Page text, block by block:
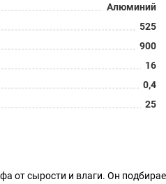
Алюминий
525
900
16
0,4
25
от сырости и влаги. Он